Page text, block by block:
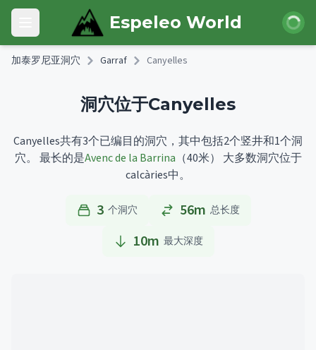
Skip to main content
Open main menu Espeleo World 登录
加泰罗尼亚洞穴 Garraf Canyelles
洞穴位于Canyelles
Canyelles共有3个已编目的洞穴，其中包括2个竖井和1个洞
穴。
最长的是Avenc de la Barrina （40米）
大多数洞穴位于
calcàries中。
3 个洞穴 56m 总长度
10m 最大深度